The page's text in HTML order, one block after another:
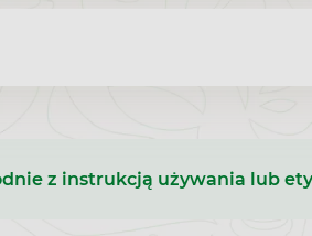
z instrukcją używania lub